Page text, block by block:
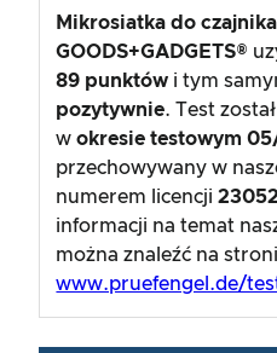
Mikrosiatka do czajnika
GOODS+GADGETS®
89 punktów i tym
pozytywnie. Test
wokresie testowym
przechowywany w
numerem licencji
informacji na temat
można znaleźć na
www.pruefengel.de/